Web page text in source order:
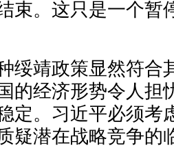
束。这只是一个暂
绥靖政策显然符合
的经济形势令人担
定。习近平必须考
疑潜在战略竞争